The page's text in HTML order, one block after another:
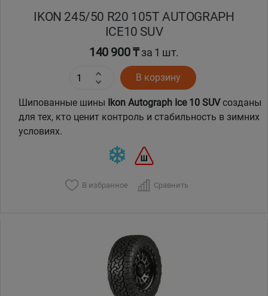
IKON 245/50 R20 105T AUTOGRAPH
ICE10 SUV
140 900 ₸за 1 шт.
В корзину
Шипованные шины Ikon Autograph Ice10 SUVсозданы
для тех, кто ценит контроль и стабильность в зимних
условиях.
В избранное Сравнить